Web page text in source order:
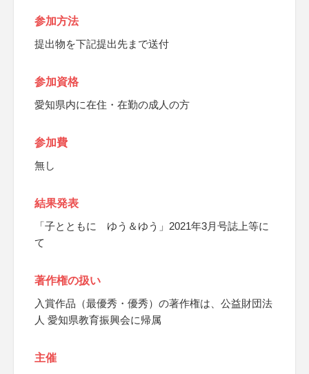
参加方法
提出物を下記提出先まで送付
参加資格
愛知県内に在住・在勤の成人の方
参加費
無し
結果発表
「子とともに ゆう＆ゆう」2021年3月号誌上等に
て
著作権の扱い
入賞作品（最優秀・優秀）の著作権は、公益財団法
人 愛知県教育振興会に帰属
主催